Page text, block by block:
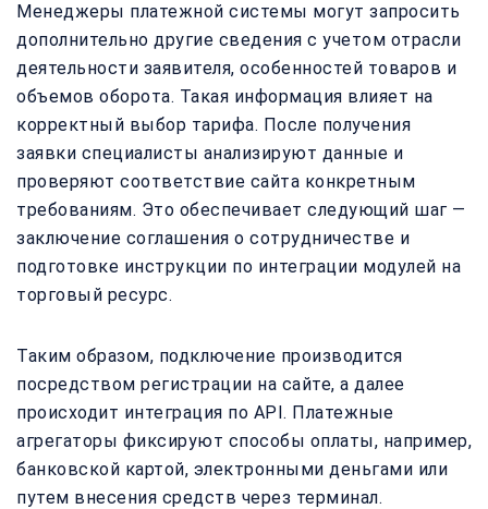
Менеджеры платежной системы могут запросить
дополнительно другие сведения с учетом отрасли
деятельности заявителя, особенностей товаров и
объемов оборота. Такая информация влияет на
корректный выбор тарифа. После получения
заявки специалисты анализируют данные и
проверяют соответствие сайта конкретным
требованиям. Это обеспечивает следующий шаг —
заключение соглашения о сотрудничестве и
подготовке инструкции по интеграции модулей на
торговый ресурс.
Таким образом, подключение производится
посредством регистрации на сайте, а далее
происходит интеграция по API. Платежные
агрегаторы фиксируют способы оплаты, например,
банковской картой, электронными деньгами или
путем внесения средств через терминал.